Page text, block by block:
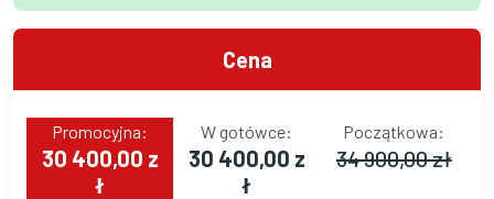
Cena
Promocyjna:
30 400,00 z
ł
W gotówce:
30 400,00 z
ł
Początkowa:
34 900,00 zł